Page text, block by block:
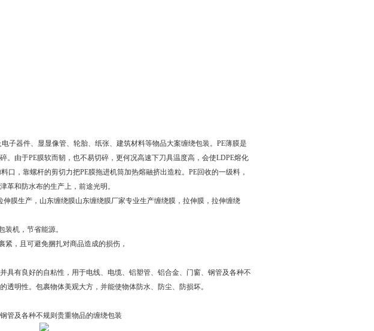
子器件、显显像管、轮胎、纸张、建筑材料等物品大案缠绕包装。PE薄膜是
。由于PE膜软而韧，也不易切碎，更何况高速下刀具温度高，会使LDPE熔化
口，靠螺杆的剪切力把PE膜拖进机筒加热熔融挤出造粒。PE回收的一级料，
革和防水布的生产上，前途光明。
膜生产，山东缠绕膜山东缠绕膜厂家专业生产缠绕膜，拉伸膜，拉伸缠绕
装机，节省能源。
，且可避免捆扎对商品造成的损伤，
具有良好的自粘性，用于电线、电缆、铝塑管、铝合金、门窗、钢管及各种不
明性。包裹物体美观大方，并能使物体防水、防尘、防损坏。
管及各种不规则贵重物品的缠绕包装